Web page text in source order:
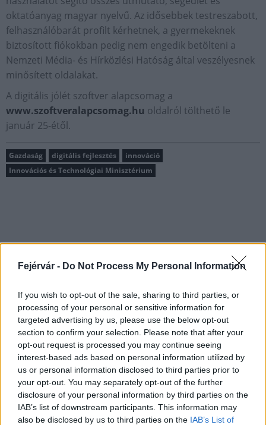
Fejérvár - Do Not Process My Personal Information
If you wish to opt-out of the sale, sharing to third parties, or
processing of your personal or sensitive information for
targeted advertising by us, please use the below opt-out
section to confirm your selection. Please note that after your
opt-out request is processed you may continue seeing
interest-based ads based on personal information utilized by
us or personal information disclosed to third parties prior to
your opt-out. You may separately opt-out of the further
disclosure of your personal information by third parties on the
IAB’s list of downstream participants. This information may
also be disclosed by us to third parties on the IAB’s List of
oktatóanyag magyar nyelvű. Az idősebbek testreszabott,
felhasználóbarát profilt kérhetnek, a gyermekeknek
biztosított fiókokban pedig nem engedik betölteni a
Nemzeti Média- és Hírközlési Hatóság által veszélyesnek
minősített oldalakat.
A digitális jólét szoftver alapcsomag a
www.szoftveralapcsomag.hu oldalról tölthető le
január 25-étől.
Gazdaság digitális fejlesztés
innováció
Innovációs és Technológiai Minisztérium